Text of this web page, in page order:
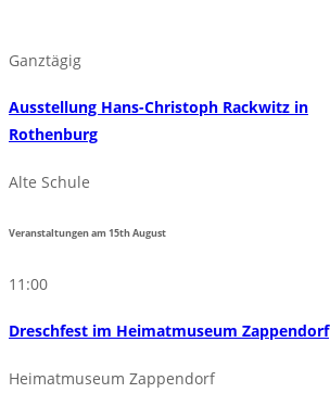
Ganztägig
Ausstellung Hans-Christoph Rackwitz in
Rothenburg
Alte Schule
Veranstaltungen am15thAugust
11:00
Dreschfest im Heimatmuseum Zappendorf
Heimatmuseum Zappendorf